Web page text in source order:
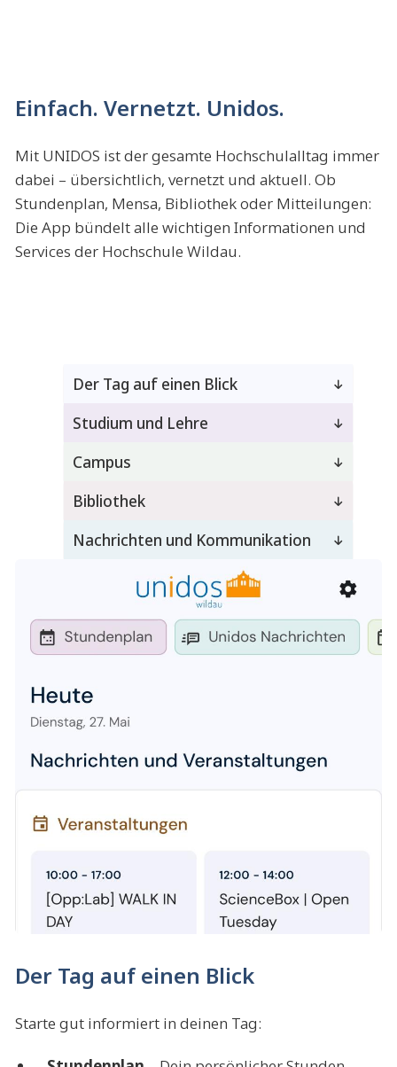
Einfach. Vernetzt. Unidos.
Mit UNIDOS ist der gesamte Hochschulalltag immer
dabei – übersichtlich, vernetzt und aktuell. Ob
Stundenplan, Mensa, Bibliothek oder Mitteilungen:
Die App bündelt alle wichtigen Informationen und
Services der Hochschule Wildau.
Der Tag auf einen Blick
Studium und Lehre
Campus
Bibliothek
Nachrichten und Kommunikation
Der Tag auf einen Blick
Starte gut informiert in deinen Tag: